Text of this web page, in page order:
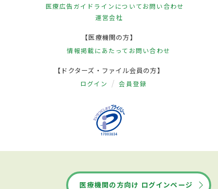
医療広告ガイドラインについてお問い合わせ
運営会社
【医療機関の方】
情報掲載にあたって お問い合わせ
【ドクターズ・ファイル会員の方】
ログイン 会員登録
医療機関の方向け ログインページ